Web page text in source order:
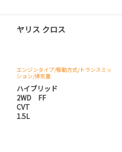
ヤリス クロス
エンジンタイプ/駆動方式/トランスミッ
ション/排気量
ハイブリッド
2WD FF
CVT
1.5L